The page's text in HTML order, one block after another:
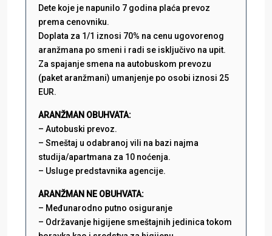
Dete koje je napunilo 7 godina plaća prevoz
prema cenovniku.
Doplata za 1/1 iznosi 70% na cenu ugovorenog
aranžmana po smeni i radi se isključivo na upit.
Za spajanje smena na autobuskom prevozu
(paket aranžmani) umanjenje po osobi iznosi 25
EUR.
ARANŽMAN OBUHVATA:
– Autobuski prevoz.
– Smeštaj u odabranoj vili na bazi najma
studija/apartmana za 10 noćenja.
– Usluge predstavnika agencije.
ARANŽMAN NE OBUHVATA:
– Međunarodno putno osiguranje
– Održavanje higijene smeštajnih jedinica tokom